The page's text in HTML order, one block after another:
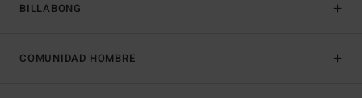
BILLABONG
COMUNIDAD HOMBRE